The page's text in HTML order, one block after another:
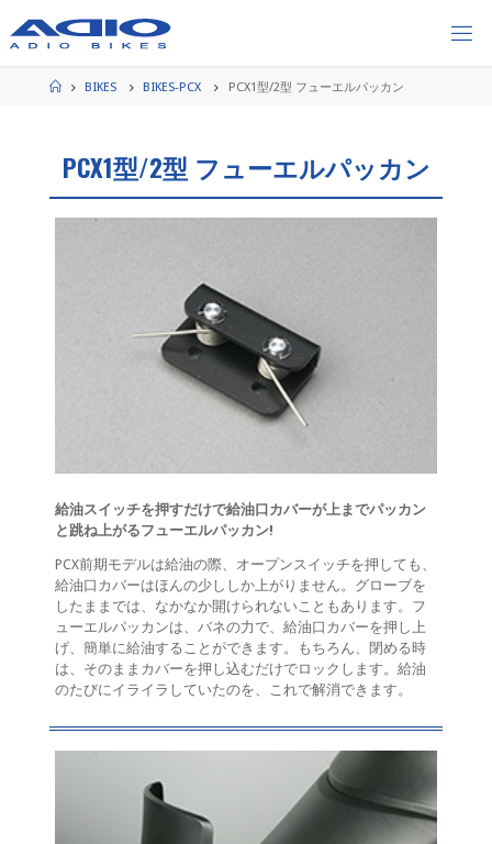
ン
ホ
BIKES BIKES-PCX PCX1型/2型 フューエルパッカン
PCX1型/2型 フューエルパッカン
給油スイッチを押すだけで給油口カバーが上までパッカン
と跳ね上がるフューエルパッカン!
PCX前期モデルは給油の際、オープンスイッチを押しても、
給油口カバーはほんの少ししか上がりません。グローブを
したままでは、なかなか開けられないこともあります。フ
ューエルパッカンは、バネの力で、給油口カバーを押し上
げ、簡単に給油することができます。もちろん、閉める時
は、そのままカバーを押し込むだけでロックします。給油
のたびにイライラしていたのを、これで解消できます。